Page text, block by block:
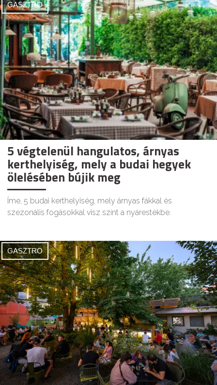
GASZTRO
5 végtelenül hangulatos, árnyas
kerthelyiség, mely a budai hegyek
ölelésében bújik meg
Íme, 5 budai kerthelyiség, mely árnyas fákkal és
szezonális fogásokkal visz színt a nyárestékbe.
GASZTRO